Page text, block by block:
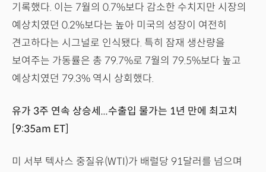
기록했다. 이는 7월의 0.7%보다 감소한 수치지만 시장의
예상치였던 0.2%보다는 높아 미국의 성장이 여전히
견고하다는 시그널로 인식됐다. 특히 잠재 생산량을
보여주는 가동률은 총 79.7%로 7월의 79.5%보다 높고
예상치였던 79.3% 역시 상회했다.
유가 3주 연속 상승세...수출입 물가는 1년 만에 최고치
[9:35am ET]
미 서부 텍사스 중질유(WTI)가 배럴당 91달러를 넘으며